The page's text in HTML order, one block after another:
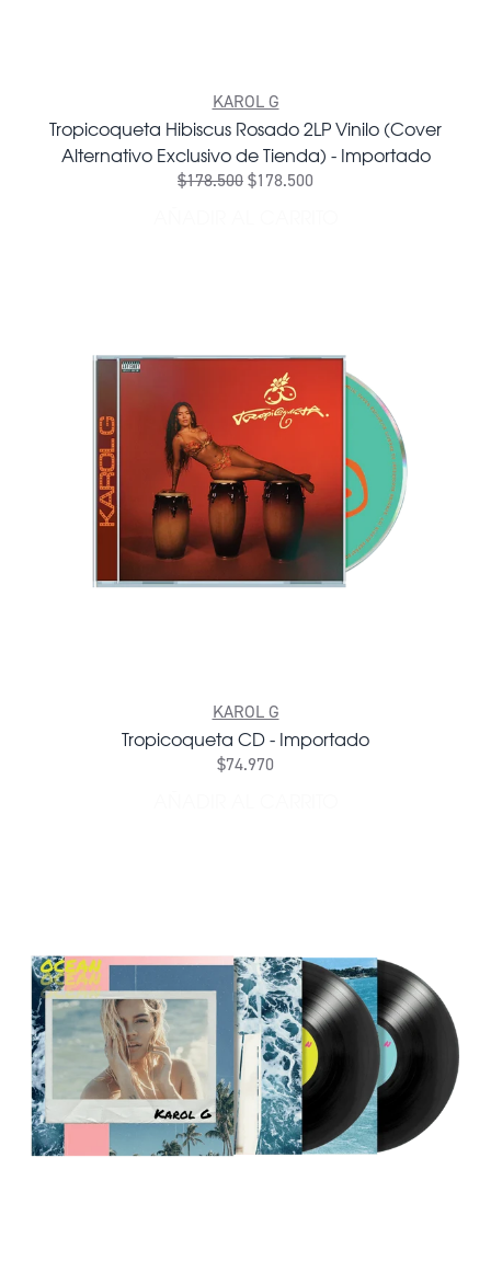
KAROL G
Tropicoqueta Hibiscus Rosado 2LP Vinilo (Cover
Alternativo Exclusivo de Tienda) - Importado
$178.500$178.500
KAROL G
Tropicoqueta CD - Importado
$74.970